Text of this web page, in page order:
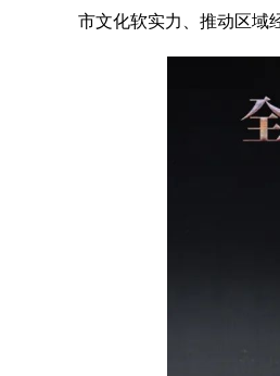
市文化软实力、推动区域